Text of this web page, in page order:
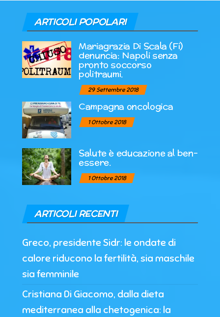
ARTICOLI POPOLARI
Mariagrazia Di Scala (Fi)
denuncia: Napoli senza
pronto soccorso
politraumi.
29 Settembre 2018
Campagna oncologica
1 Ottobre 2018
Salute è educazione al ben-
essere.
1 Ottobre 2018
ARTICOLI RECENTI
Greco, presidente Sidr: le ondate di
calore riducono la fertilità, sia maschile
sia femminile
Cristiana Di Giacomo, dalla dieta
mediterranea alla chetogenica: la